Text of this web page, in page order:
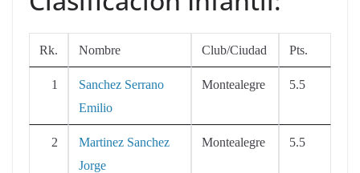
Rk. Nombre Club/Ciudad Pts.
1
Sanchez Serrano
Emilio
Montealegre 5.5
2
Martinez Sanchez
Jorge
Montealegre 5.5